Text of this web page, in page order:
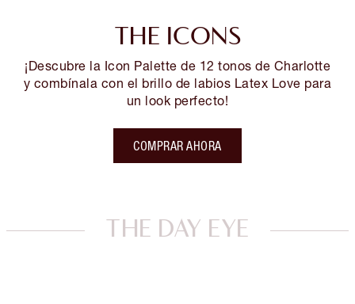
THE ICONS
¡Descubre la Icon Palette de 12 tonos de Charlotte
y combínala con el brillo de labios Latex Love para
un look perfecto!
COMPRAR AHORA
THE DAY EYE